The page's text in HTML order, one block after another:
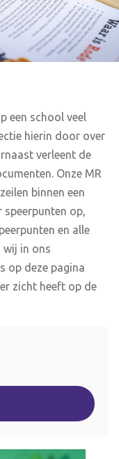
een school veel
hierin door over
verleent de
Onze MR
binnen een
op,
en alle
wij in ons
op deze pagina
zicht heeft op de